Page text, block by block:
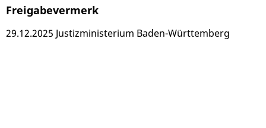
Freigabevermerk
29.12.2025 Justizministerium Baden-Württemberg